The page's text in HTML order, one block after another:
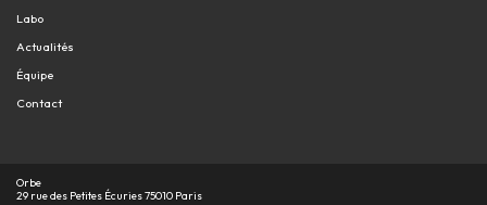
Labo
Actualités
Équipe
Contact
Orbe
29 rue des Petites Écuries 75010 Paris